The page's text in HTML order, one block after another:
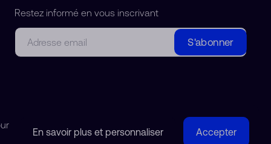
Restez informé en vous inscrivant
Courriel
S'abonner
© 2018-2026 Watchdreamer SA
Accepter
En savoir plus et personnaliser